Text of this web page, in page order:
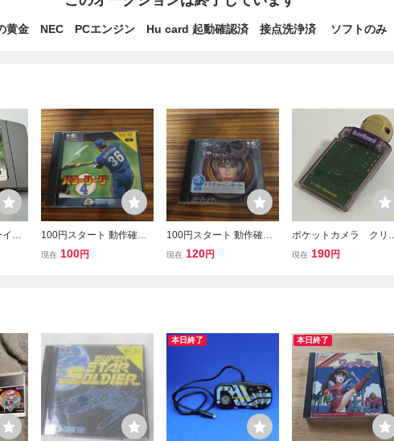
の黄金 NEC PCエンジン Hu card 起動確認済 接点洗浄済 ソフトの
の
100円スタート 動作確認
PCエンジン PCE パワー
現在 100円
100円スタート 動作確認
PCエンジン デビルクラッ
現在 120円
ポケットカメラ クリ
パープル 任天堂
現在 190円
本日終了 本日終了